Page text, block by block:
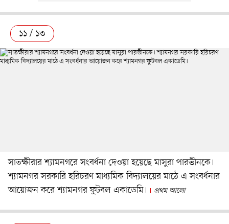
১১ / ১৩
সাতক্ষীরার শ্যামনগরে সংবর্ধনা দেওয়া হয়েছে মাসুরা পারভীনকে।
শ্যামনগর সরকারি হরিচরণ মাধ্যমিক বিদ্যালয়ের মাঠে এ সংবর্ধনার
আয়োজন করে শ্যামনগর ফুটবল একাডেমি।
প্রথম আলো